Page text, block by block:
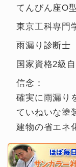
てんびん座O
東京工科専門
雨漏り診断士
国家資格2級
信念：
確実に雨漏り
ていねいな塗
建物の省エネ